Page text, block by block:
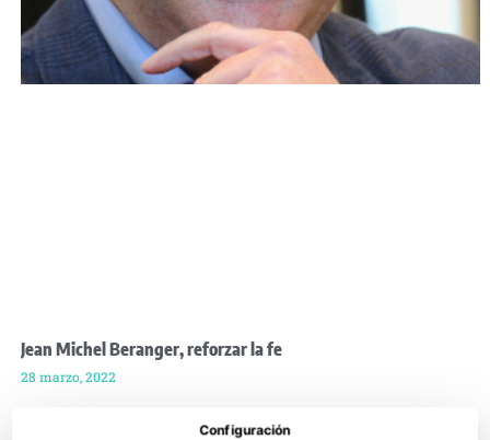
Jean Michel Beranger, reforzar la fe
28 marzo, 2022
Configuración